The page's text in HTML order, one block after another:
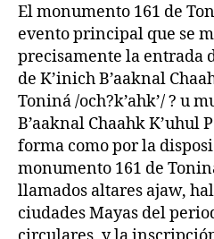
El monumento 161 de
evento principal que se
precisamente la entrada
de K’inich B’aaknal
Toniná /och?k’ahk’/ ? u
B’aaknal Chaahk K’uhul
forma como por la
monumento 161 de
llamados altares ajaw,
ciudades Mayas del